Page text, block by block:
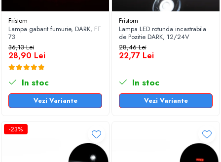
Fristom
Lampa gabarit fumurie, DARK, FT
73
36,13 Lei
28,90 Lei
In stoc
Vezi Variante
Fristom
Lampa LED rotunda incastrabila
de Pozitie DARK, 12/24V
28,46 Lei
22,77 Lei
In stoc
Vezi Variante
-23%